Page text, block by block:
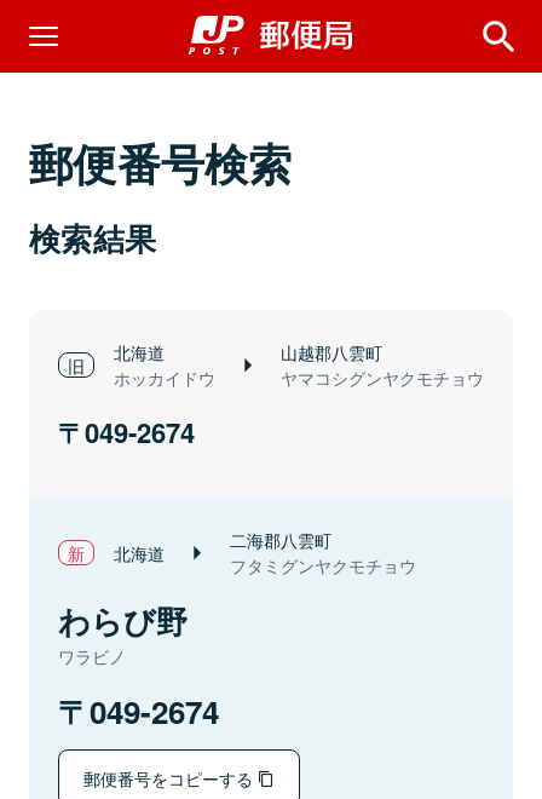
郵便番号検索
検索結果
北海道
ホッカイドウ
山越郡八雲町
ヤマコシグンヤクモチョウ
049-2674
北海道 二海郡八雲町
フタミグンヤクモチョウ
わらび野
ワラビノ
049-2674
郵便番号をコピーする